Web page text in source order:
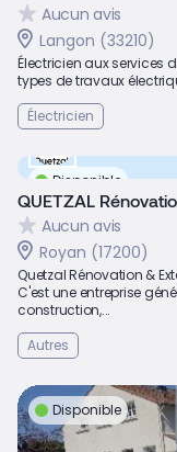
Aucun avis
Langon (33210)
Électricien aux services
types de travaux
Électricien
Disponible
QUETZAL
Aucun avis
Royan (17200)
Quetzal Rénovation &
C'est une entreprise
construction,...
Autres
Disponible